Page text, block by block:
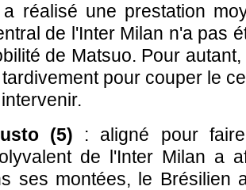
a réalisé une prestation
de l'Inter Milan n'a pas
de Matsuo. Pour
pour couper le
(5) : aligné pour
de l'Inter Milan a
ses montées, le Brésilien